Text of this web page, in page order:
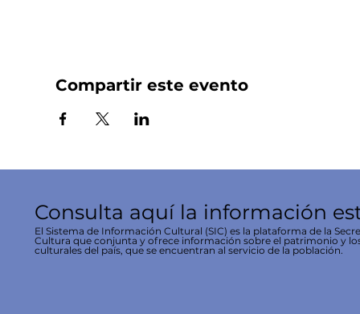
Compartir este evento
Consulta aquí la información
El Sistema de Información Cultural (SIC) es la plataforma de la
Cultura que conjunta y ofrece información sobre el patrimonio y
culturales del país, que se encuentran al servicio de la población.